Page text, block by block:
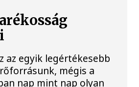
az egyik legértékesebb
mégis a
nap mint nap olyan